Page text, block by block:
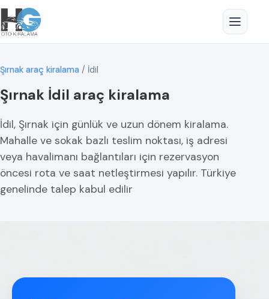
Şırnak araç kiralama / İdil
Şırnak İdil araç kiralama
İdil, Şırnak için günlük ve uzun dönem kiralama.
Mahalle ve sokak bazlı teslim noktası, iş adresi
veya havalimanı bağlantıları için rezervasyon
öncesi rota ve saat netleştirmesi yapılır. Türkiye
genelinde talep kabul edilir